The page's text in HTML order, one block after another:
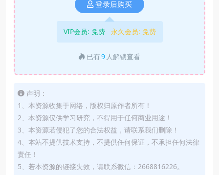
登录后购买
VIP会员: 免费 永久会员: 免费
已有9 人解锁查看
声明：
1、本资源收集于网络，版权归原作者所有！
2、本资源仅供学习研究，不得用于任何商业用途！
3、本资源若侵犯了您的合法权益，请联系我们删除！
4、本站不提供技术支持，不提供任何保证，不承担任何法律
责任！
5、若本资源的链接失效，请联系微信：2668816226。